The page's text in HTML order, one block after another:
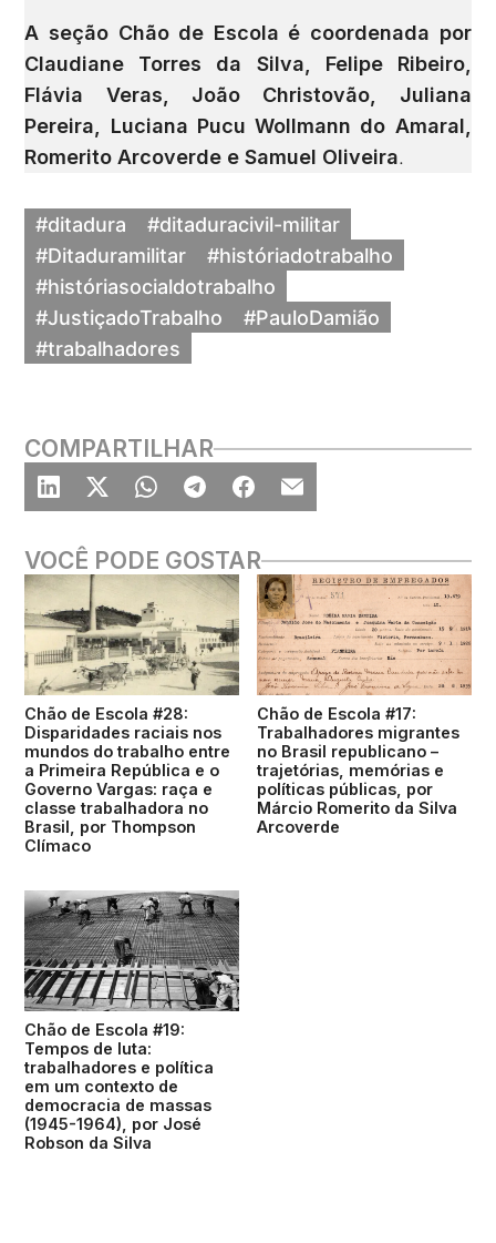
A seção Chão de Escola é coordenada por
Claudiane Torres da Silva, Felipe Ribeiro,
Flávia Veras, João Christovão, Juliana
Pereira, Luciana Pucu Wollmann do Amaral,
Romerito Arcoverde e Samuel Oliveira.
#ditadura
#ditaduracivil-militar
#Ditaduramilitar
#históriadotrabalho
#históriasocialdotrabalho
#JustiçadoTrabalho
#PauloDamião
#trabalhadores
COMPARTILHAR
VOCÊ PODE GOSTAR
Chão de Escola #28:
Disparidades raciais nos
mundos do trabalho entre
a Primeira República e o
Governo Vargas: raça e
classe trabalhadora no
Brasil, por Thompson
Clímaco
Chão de Escola #17:
Trabalhadores migrantes
no Brasil republicano –
trajetórias, memórias e
políticas públicas, por
Márcio Romerito da Silva
Arcoverde
Chão de Escola #19:
Tempos de luta:
trabalhadores e política
em um contexto de
democracia de massas
(1945-1964), por José
Robson da Silva